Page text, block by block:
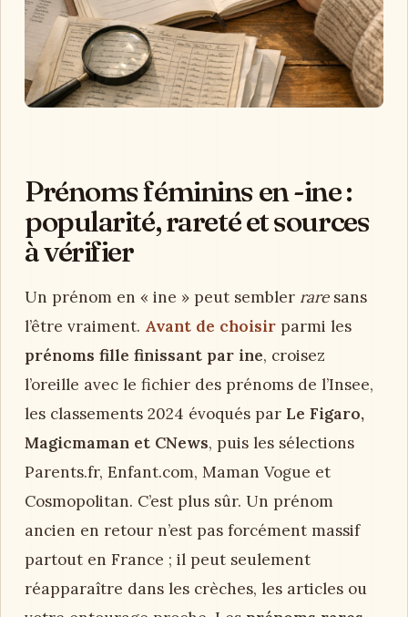
Prénoms féminins en -ine :
popularité, rareté et sources
à vérifier
Un prénom en « ine » peut sembler raresans
l’être vraiment. Avant de choisir parmi les
prénoms fille finissant par ine, croisez
l’oreille avec le fichier des prénoms de l’Insee,
les classements 2024 évoqués par Le Figaro,
Magicmaman et CNews, puis les sélections
Parents.fr, Enfant.com, Maman Vogue et
Cosmopolitan. C’est plus sûr. Un prénom
ancien en retour n’est pas forcément massif
partout en France ; il peut seulement
réapparaître dans les crèches, les articles ou